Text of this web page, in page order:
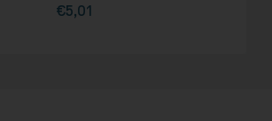
Τιμή
€5,01Κανονική